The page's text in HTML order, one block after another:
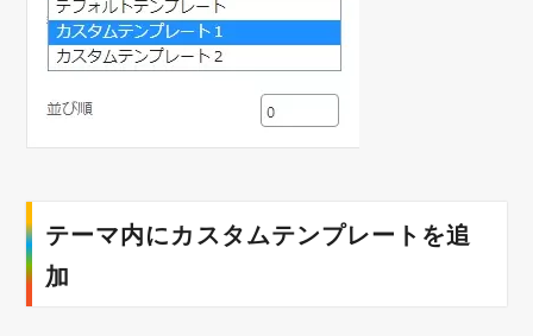
テーマ内にカスタムテンプレートを追
加